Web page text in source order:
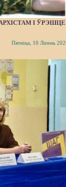
І ЎРЭШЦЕ
Пятніца, 10 Ліпень